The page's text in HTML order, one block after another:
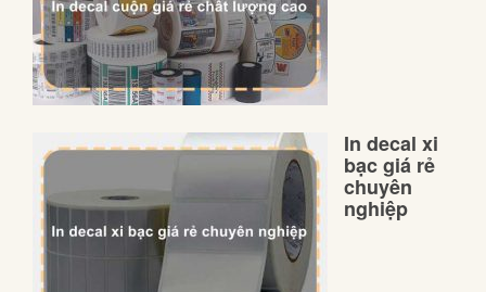
In decal xi
bạc giá rẻ
chuyên
nghiệp